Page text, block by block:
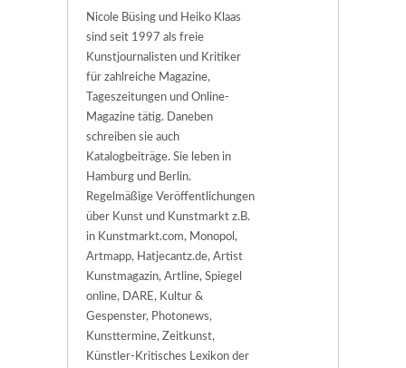
Nicole Büsing und Heiko Klaas
sind seit 1997 als freie
Kunstjournalisten und Kritiker
für zahlreiche Magazine,
Tageszeitungen und Online-
Magazine tätig. Daneben
schreiben sie auch
Katalogbeiträge. Sie leben in
Hamburg und Berlin.
Regelmäßige Veröffentlichungen
über Kunst und Kunstmarkt z.B.
in Kunstmarkt.com, Monopol,
Artmapp, Hatjecantz.de, Artist
Kunstmagazin, Artline, Spiegel
online, DARE, Kultur &
Gespenster, Photonews,
Kunsttermine, Zeitkunst,
Künstler-Kritisches Lexikon der